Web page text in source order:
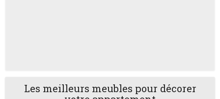
Les meilleurs meubles pour décorer